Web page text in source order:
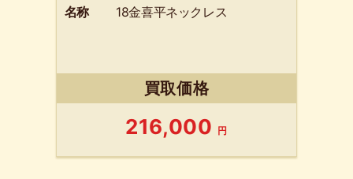
名称 18金喜平ネックレス
買取価格
216,000 円